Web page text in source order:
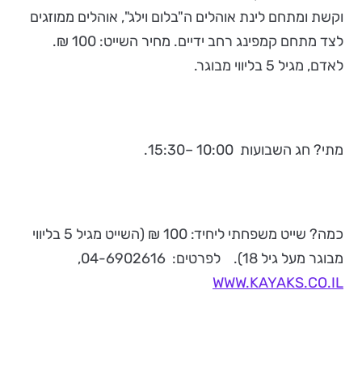
וקשת ומתחם לינת אוהלים ה"בלום וילג", אוהלים ממוזגים
לצד מתחם קמפינג רחב ידיים. מחיר השייט: 100 ₪.
לאדם, מגיל 5 בליווי מבוגר.
מתי? חג השבועות 10:00 –15:30.
כמה? שייט משפחתי ליחיד: 100 ₪ (השייט מגיל 5 בליווי
מבוגר מעל גיל 18). לפרטים: 04-6902616,
WWW.KAYAKS.CO.IL